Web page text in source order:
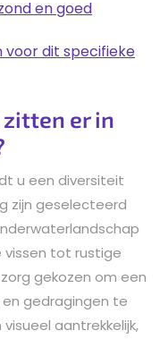
en goed
voor dit specifieke
er in
u een diversiteit
zijn geselecteerd
vissen tot rustige
gekozen om een
en gedragingen te
aantrekkelijk,